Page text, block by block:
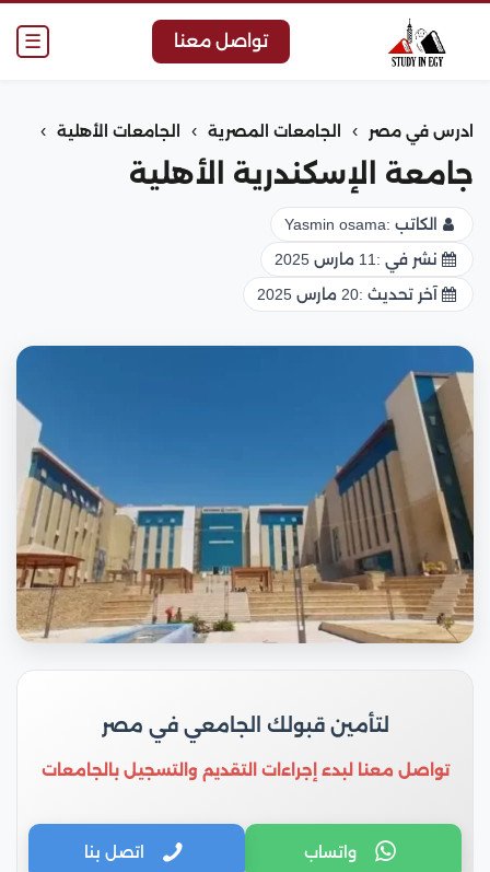
☰ تواصل معنا
ادرس في مصر › الجامعات المصرية › الجامعات الأهلية ›
جامعة الإسكندرية الأهلية
الكاتب :Yasmin osama
نشر في : 11 مارس 2025
آخر تحديث :20 مارس 2025
لتأمين قبولك الجامعي في مصر
تواصل معنا لبدء إجراءات التقديم والتسجيل بالجامعات
واتساب اتصل بنا